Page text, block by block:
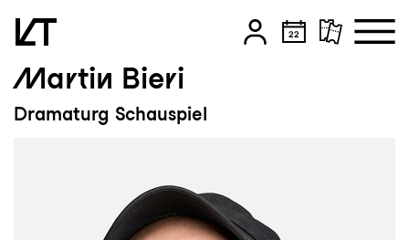
Zum Hauptinhalt springen
Zum Footer springen
Martin Bieri
Dramaturg Schauspiel